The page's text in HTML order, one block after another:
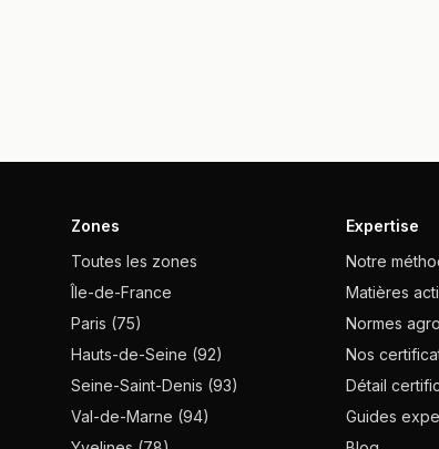
Zones
Toutes les zones
Île-de-France
Paris (75)
Hauts-de-Seine (92)
Seine-Saint-Denis (93)
Val-de-Marne (94)
Expertise
Notre
Matières
Normes
Nos
Détail
Guides